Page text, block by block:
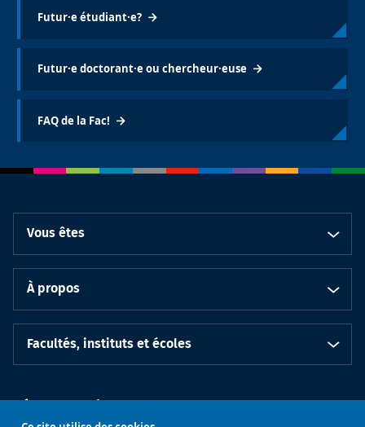
Futur·e étudiant·e?
Futur·e doctorant·e ou chercheur·euse
FAQ de la Fac!
Vous êtes
À propos
Facultés, instituts et écoles